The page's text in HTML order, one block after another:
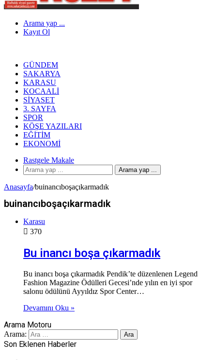
Arama yap ...
Kayıt Ol
GÜNDEM
SAKARYA
KARASU
KOCAALI
SIYASET
3. SAYFA
SPOR
KÖŞE YAZILARI
EĞITIM
EKONOMI
Rastgele Makale
Arama yap ...
Anasayfa/buinancıboşaçıkarmadık
buinancıboşaçıkarmadık
Karasu
370
Bu inancı boşa çıkarmadık
Bu inancı boşa çıkarmadık Pendik’te düzenlenen Legend
Fashion Magazine Ödülleri Gecesi’nde yılın en iyi spor
salonu ödülünü Ayyıldız Spor Center…
Devamını Oku »
Arama Motoru
Arama:
Son Eklenen Haberler